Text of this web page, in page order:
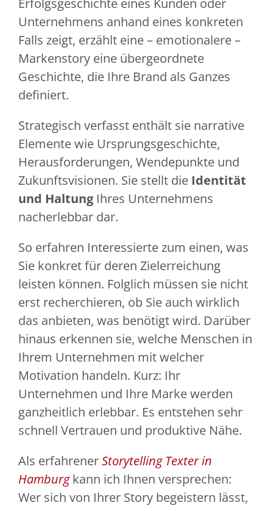
Erfolgsgeschichte eines Kunden oder
Unternehmens anhand eines konkreten
Falls zeigt, erzählt eine – emotionalere –
Markenstory eine übergeordnete
Geschichte, die Ihre Brand als Ganzes
definiert.
Strategisch verfasst enthält sie narrative
Elemente wie Ursprungsgeschichte,
Herausforderungen, Wendepunkte und
Zukunftsvisionen. Sie stellt die Identität
und HaltungIhres Unternehmens
nacherlebbar dar.
So erfahren Interessierte zum einen, was
Sie konkret für deren Zielerreichung
leisten können. Folglich müssen sie nicht
erst recherchieren, ob Sie auch wirklich
das anbieten, was benötigt wird. Darüber
hinaus erkennen sie, welche Menschen in
Ihrem Unternehmen mit welcher
Motivation handeln. Kurz: Ihr
Unternehmen und Ihre Marke werden
ganzheitlich erlebbar. Es entstehen sehr
schnell Vertrauen und produktive Nähe.
Als erfahrenerStorytelling Texter in
Hamburgkann ich Ihnen versprechen:
Wer sich von Ihrer Story begeistern lässt,